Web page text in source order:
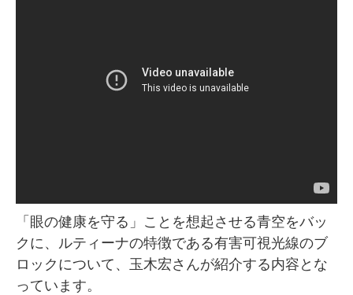
「眼の健康を守る」ことを想起させる青空をバッ
クに、ルティーナの特徴である有害可視光線のブ
ロックについて、玉木宏さんが紹介する内容とな
っています。